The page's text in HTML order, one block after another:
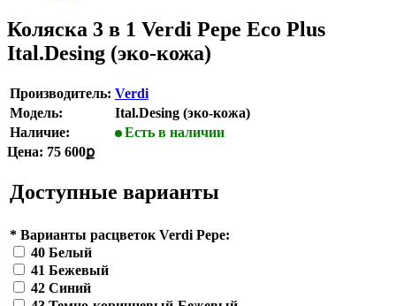
Коляска 3 в 1 Verdi Pepe Eco Plus
Ital.Desing (эко-кожа)
Производитель: Verdi
Модель:
Ital.Desing (эко-кожа)
Наличие:
Есть в наличии
Цена: 75 600ք
Доступные варианты
* Варианты расцветок Verdi Pepe:
40 Белый
41 Бежевый
42 Синий